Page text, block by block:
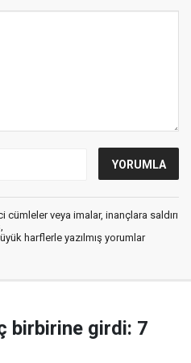
veya imalar, inançlara saldırı
harflerle yazılmış yorumlar
birbirine girdi: 7